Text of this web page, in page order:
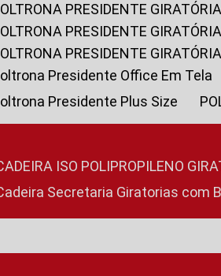
POLTRONA PRESIDENTE
POLTRONA PRESIDENTE
POLTRONA PRESIDENTE
Poltrona Presidente Office Em Tela
Poltrona Presidente Plus Size
CADEIRA ISO POLIPROPILENO
Cadeira Secretaria Giratorias com